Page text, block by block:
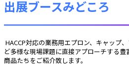
出展ブースみどころ
ど多様な現場課題に直接アプローチする
商品たちをご紹介致します。